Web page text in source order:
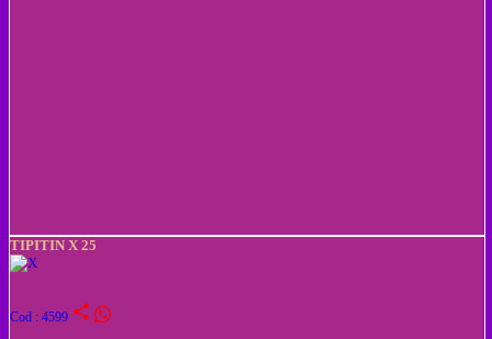
TIPITIN X 25
Cod : 4599 share